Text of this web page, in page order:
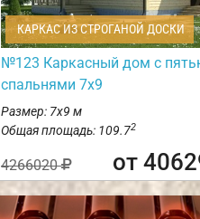
КАРКАС ИЗ СТРОГАНОЙ ДОСКИ
№123 Каркасный дом с
спальнями 7х9
Размер: 7х9 м
Общая площадь: 109.72
4266020 от